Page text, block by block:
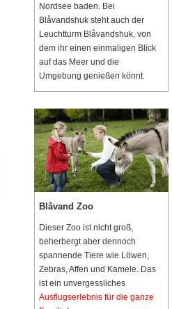
Nordsee baden. Bei
Blåvandshuk steht auch der
Leuchtturm Blåvandshuk, von
dem ihr einen einmaligen Blick
auf das Meer und die
Umgebung genießen könnt.
Blåvand Zoo
Dieser Zoo ist nicht groß,
beherbergt aber dennoch
spannende Tiere wie Löwen,
Zebras, Affen und Kamele. Das
ist ein unvergessliches
Ausflugserlebnis für die ganze